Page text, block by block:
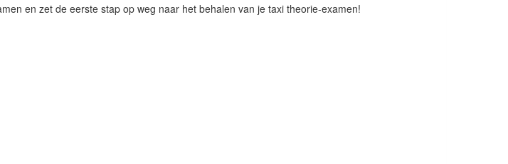
en zet de eerste stap op weg naar het behalen van je taxi theorie-examen!